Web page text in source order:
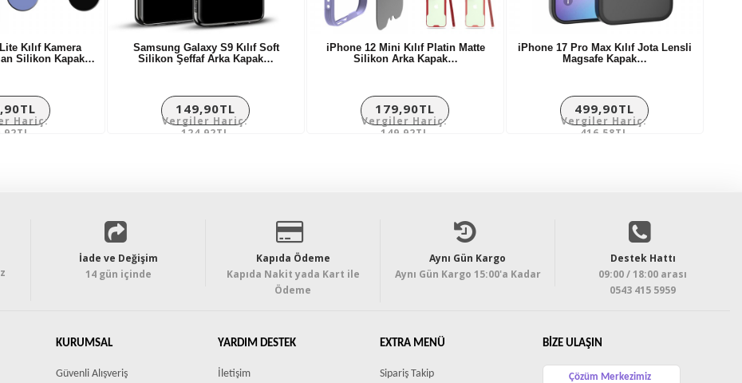
Kılıf Kamera
Silikon Kapak…
Hariç:
Samsung Galaxy S9 Kılıf Soft
Silikon Şeffaf Arka Kapak…
149,90TL
Vergiler Hariç:
124,92TL
iPhone 12 Mini Kılıf Platin Matte
Silikon Arka Kapak…
179,90TL
Vergiler Hariç:
149,92TL
iPhone 17 Pro Max Kılıf Jota Lensli
Magsafe Kapak…
499,90TL
Vergiler Hariç:
416,58TL
İade ve Değişim
14 gün içinde
Kapıda Ödeme
Kapıda Nakit yada Kart ile
Ödeme
Aynı Gün Kargo
Aynı Gün Kargo 15:00'a Kadar
Destek Hattı
09:00 / 18:00 arası
0543 415 5959
KURUMSAL
Güvenli Alışveriş
YARDIM DESTEK
İletişim
EXTRA MENÜ
Sipariş Takip
BIZE ULAŞIN
Çözüm Merkezimiz